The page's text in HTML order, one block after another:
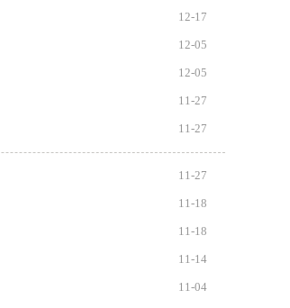
12-17
12-05
12-05
11-27
11-27
11-27
11-18
11-18
11-14
11-04